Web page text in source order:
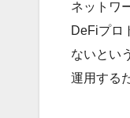
ネットワ
DeFiプロ
ないとい
運用する